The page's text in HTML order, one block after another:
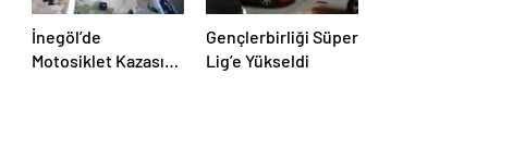
İnegöl’de
Motosiklet Kazası:
Gençlerbirliği Süper
Lig’e Yükseldi